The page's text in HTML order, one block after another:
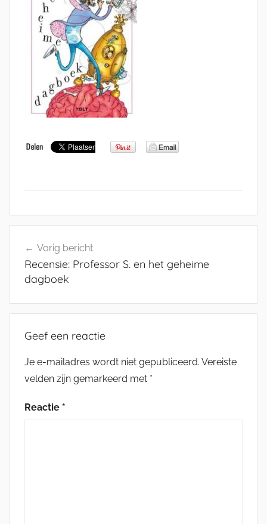
navigatie
Vorig bericht
Recensie: Professor S. en het geheime
dagboek
Geef een reactie
Je e-mailadres wordt niet gepubliceerd. Vereiste
velden zijn gemarkeerd met *
Reactie *